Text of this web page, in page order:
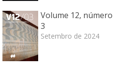
Volume 12, número
3
Setembro de 2024